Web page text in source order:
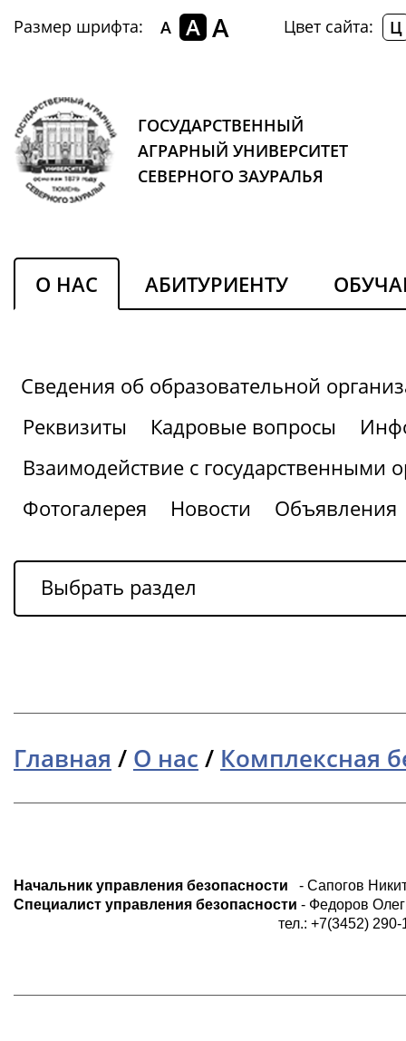
Размер шрифта: A A A Цвет сайта: Ц
ГОСУДАРСТВЕННЫЙ
АГРАРНЫЙ УНИВЕРСИТЕТ
СЕВЕРНОГО ЗАУРАЛЬЯ
О НАС АБИТУРИЕНТУ
Сведения об образовательной
Реквизиты
Кадровые вопросы
Взаимодействие с государственными
Фотогалерея
Новости Объявления
Выбрать раздел
Главная / О нас / Комплексная
Начальник управления безопасности
- Сапогов
Специалист управления безопасности - Федоров
тел.: +7(3452) 290-